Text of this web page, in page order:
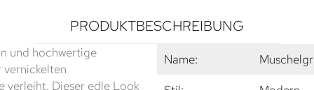
PRODUKTBESCHREIBUNG
und hochwertige
vernickelten
verleiht. Dieser edle Look
Name: